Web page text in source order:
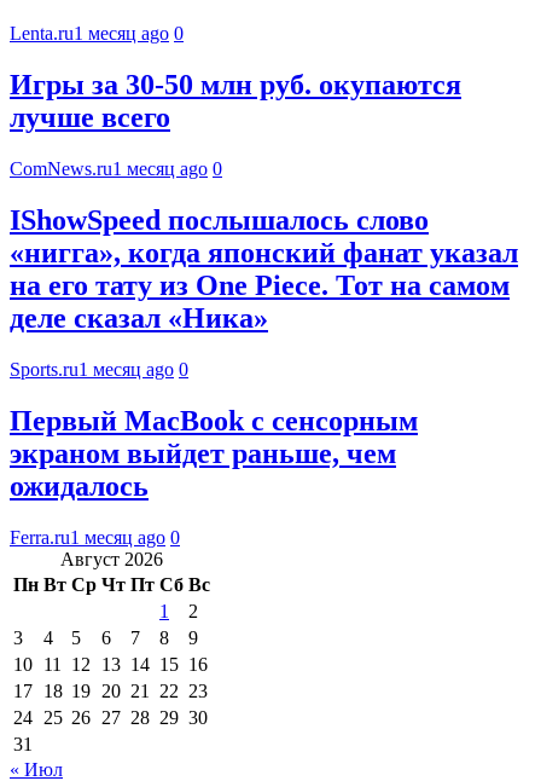
Lenta.ru1 месяц ago 0
Игры за 30-50 млн руб. окупаются
лучше всего
ComNews.ru1 месяц ago 0
IShowSpeed послышалось слово
«нигга», когда японский фанат указал
на его тату из One Piece. Тот на самом
деле сказал «Ника»
Sports.ru1 месяц ago 0
Первый MacBook с сенсорным
экраном выйдет раньше, чем
ожидалось
Ferra.ru1 месяц ago 0
Август 2026
Пн Вт Ср Чт Пт Сб Вс
1
2
3
4 5 6 7 8
9
10 11 12 13 14 15 16
17 18 19 20 21 22 23
24 25 26 27 28 29 30
31
« Июл